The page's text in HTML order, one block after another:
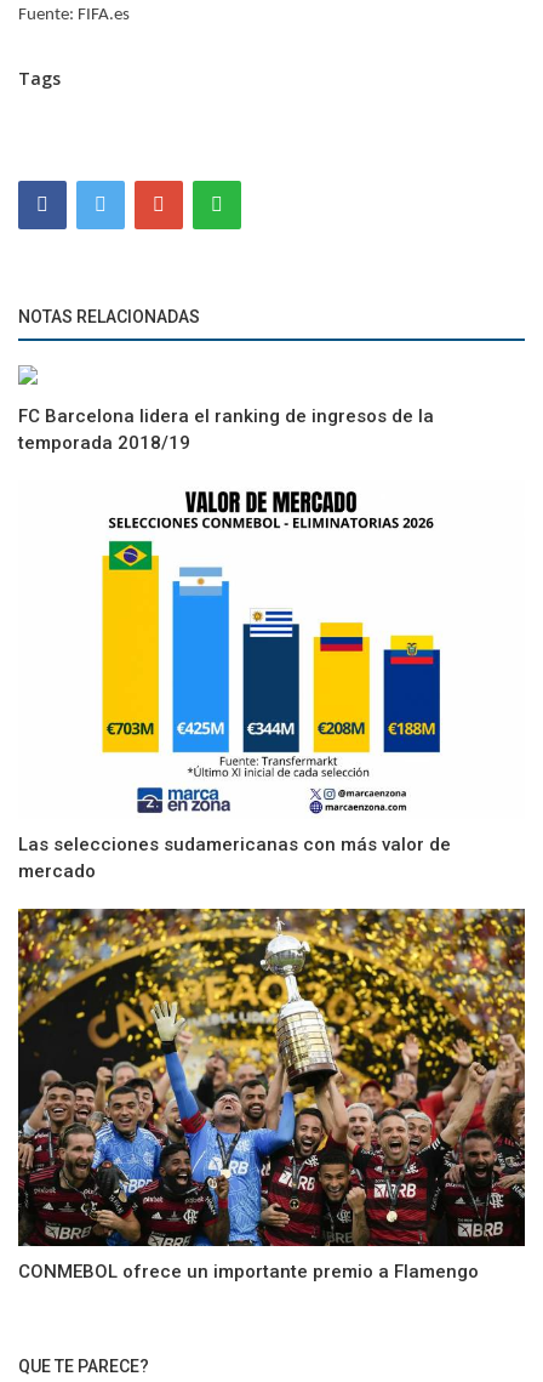
Fuente: FIFA.es
Tags
NOTAS RELACIONADAS
FC Barcelona lidera el ranking de ingresos de la
temporada 2018/19
Las selecciones sudamericanas con más valor de
mercado
CONMEBOL ofrece un importante premio a Flamengo
QUE TE PARECE?